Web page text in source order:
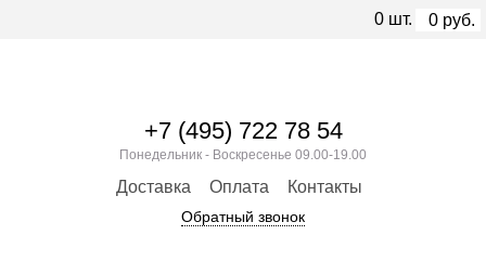
+7 (495) 722 78 54
Понедельник - Воскресенье 09.00-19.00
Доставка Оплата Контакты
Обратный звонок
0 шт. 0 руб.